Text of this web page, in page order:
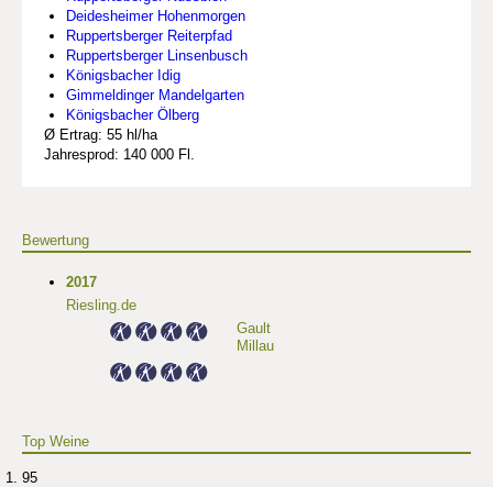
Deidesheimer Hohenmorgen
Ruppertsberger Reiterpfad
Ruppertsberger Linsenbusch
Königsbacher Idig
Gimmeldinger Mandelgarten
Königsbacher Ölberg
Ø Ertrag: 55 hl/ha
Jahresprod: 140 000 Fl.
Bewertung
2017
Riesling.de
Gault
Millau
Top Weine
95